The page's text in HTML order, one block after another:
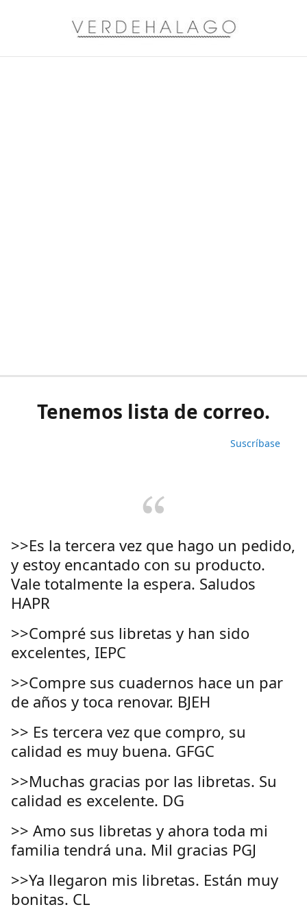
Tenemos lista de correo.
Suscríbase
>>Es la tercera vez que hago un pedido,
y estoy encantado con su producto.
Vale totalmente la espera. Saludos
HAPR
>>Compré sus libretas y han sido
excelentes, IEPC
>>Compre sus cuadernos hace un par
de años y toca renovar. BJEH
>> Es tercera vez que compro, su
calidad es muy buena. GFGC
>>Muchas gracias por las libretas. Su
calidad es excelente. DG
>> Amo sus libretas y ahora toda mi
familia tendrá una. Mil gracias PGJ
>>Ya llegaron mis libretas. Están muy
bonitas. CL